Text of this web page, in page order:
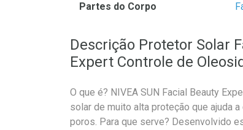
Partes do Corpo
Descrição Protetor Solar
Expert Controle de
O que é? NIVEA SUN Facial Beauty
solar de muito alta proteção que ajuda
poros. Para que serve? Desenvolvido